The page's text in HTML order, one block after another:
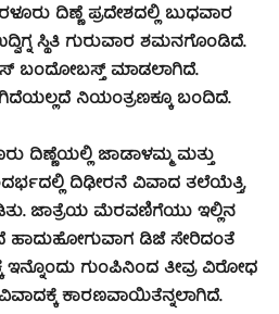
ದಿಣ್ಣೆ ಪ್ರದೇಶದಲ್ಲಿ ಬುಧವಾರ
ಸ್ಥಿತಿ ಗುರುವಾರ ಶಮನಗೊಂಡಿದೆ.
ಬಂದೋಬಸ್ತ್ ಮಾಡಲಾಗಿದೆ.
ನಿಯಂತ್ರಣಕ್ಕೂ ಬಂದಿದೆ.
ದಿಣ್ಣೆಯಲ್ಲಿ ಜಾಡಾಳಮ್ಮ ಮತ್ತು
ದಿಢೀರನೆ ವಿವಾದ ತಲೆಯೆತ್ತಿ,
ಜಾತ್ರೆಯ ಮೆರವಣಿಗೆಯು ಇಲ್ಲಿನ
ಡಿಜೆ ಸೇರಿದಂತೆ
ಇನ್ನೊಂದು ಗುಂಪಿನಿಂದ ತೀವ್ರ ವಿರೋಧ
ಕಾರಣವಾಯಿತೆನ್ನಲಾಗಿದೆ.